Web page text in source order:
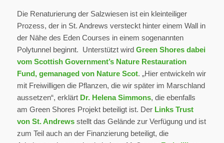
Die Renaturierung der Salzwiesen ist ein kleinteiliger
Prozess, der in St. Andrews versteckt hinter einem Wall in
der Nähe des Eden Courses in einem sogenannten
Polytunnel beginnt. Unterstützt wird Green Shores dabei
vom Scottish Government’s Nature Restauration
Fund, gemanaged von Nature Scot. „Hier entwickeln wir
mit Freiwilligen die Pflanzen, die wir später im Marschland
aussetzen“, erklärt Dr. Helena Simmons, die ebenfalls
am Green Shores Projekt beteiligt ist. Der Links Trust
von St. Andrewsstellt das Gelände zur Verfügung und ist
zum Teil auch an der Finanzierung beteiligt, die